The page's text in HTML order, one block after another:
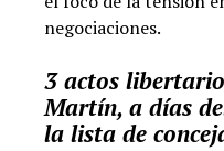
negociaciones.
3 actos
Martín, a días
la lista de